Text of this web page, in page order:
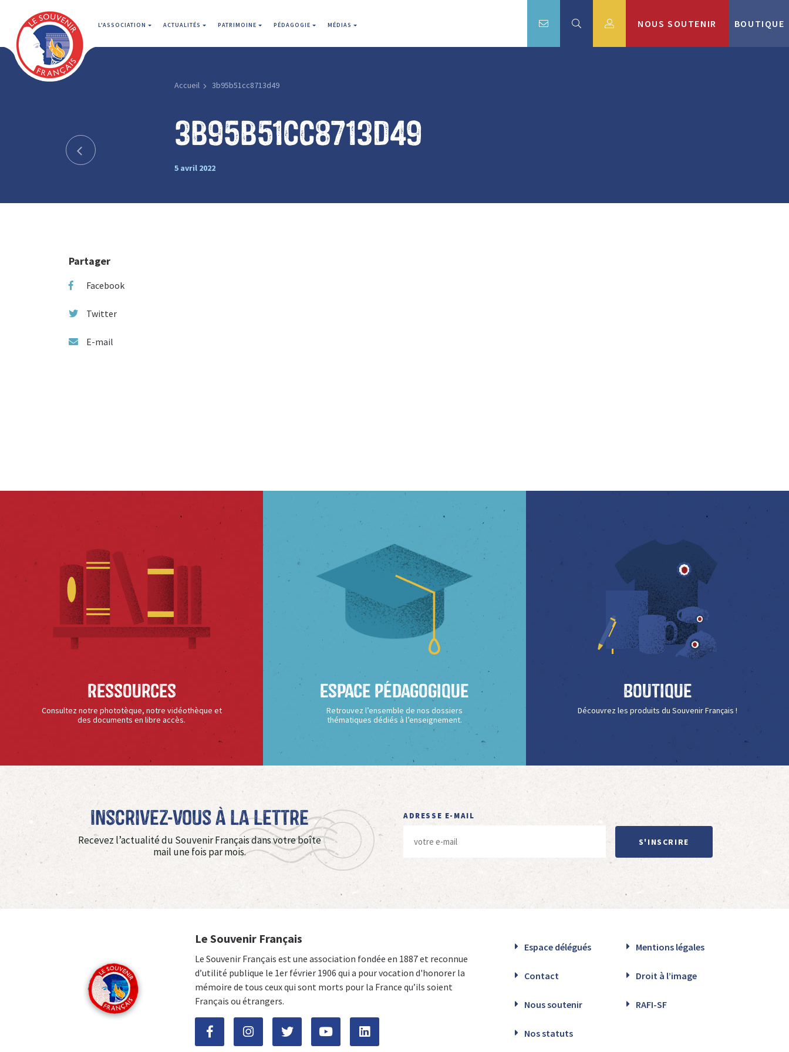
L'ASSOCIATION ACTUALITÉS PATRIMOINE PÉDAGOGIE MÉDIAS NOUS SOUTENIR BOUTIQUE
Accueil 3b95b51cc8713d49
3b95b51cc8713d49
5 avril 2022
Partager
Facebook
Twitter
E-mail
Ressources
Consultez notre phototèque, notre vidéothèque et
des documents en libre accès.
Espace Pédagogique
Retrouvez l’ensemble de nos dossiers
thématiques dédiés à l’enseignement.
Boutique
Découvrez les produits du Souvenir Français !
Inscrivez-vous à La Lettre
Recevez l’actualité du Souvenir Français dans votre boîte
mail une fois par mois.
ADRESSE E-MAIL
S'INSCRIRE
Le Souvenir Français
Le Souvenir Français est une association fondée en 1887 et reconnue
d’utilité publique le 1er février 1906 qui a pour vocation d'honorer la
mémoire de tous ceux qui sont morts pour la France qu’ils soient
Français ou étrangers.
Espace délégués Mentions légales
Contact Droit à l’image
Nous soutenir RAFI-SF
Nos statuts